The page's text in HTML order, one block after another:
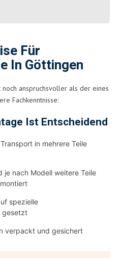
Für
In Göttingen
anspruchsvoller als der eines
Fachkenntnisse:
Ist Entscheidend
in mehrere Teile
je nach Modell weitere Teile
spezielle
gesetzt
verpackt und gesichert